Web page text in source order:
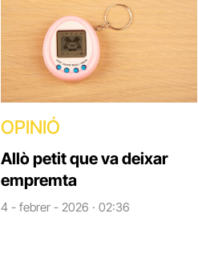
OPINIÓ
Allò petit que va deixar
empremta
4 - febrer - 2026 · 02:36